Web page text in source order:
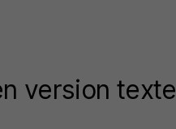
version texte